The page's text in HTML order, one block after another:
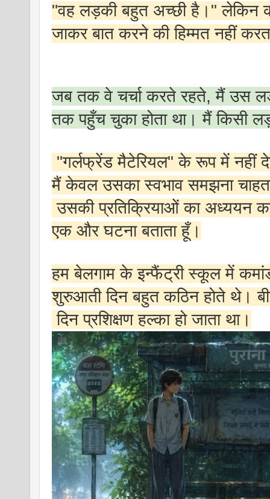
"वह लड़की बहुत अच्छी है।" लेकिन
जाकर बात करने की हिम्मत नहीं
जब तक वे चर्चा करते रहते, मैं उस
तक पहुँच चुका होता था। मैं किसी
"गर्लफ्रेंड मैटेरियल" के रूप में नहीं
मैं केवल उसका स्वभाव समझना
उसकी प्रतिक्रियाओं का अध्ययन
एक और घटना बताता हूँ।
हम बेलगाम के इन्फैंट्री स्कूल में
शुरुआती दिन बहुत कठिन होते थे।
दिन प्रशिक्षण हल्का हो जाता था।